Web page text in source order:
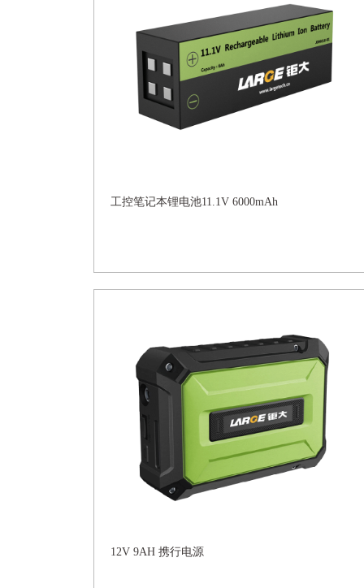
工控笔记本锂电池11.1V 6000mAh
12V 9AH 携行电源